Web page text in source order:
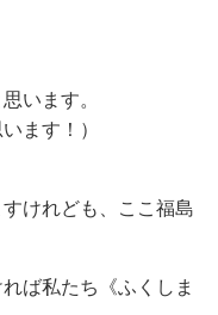
！）
ども、ここ福島市を含
たち《ふくしま情報